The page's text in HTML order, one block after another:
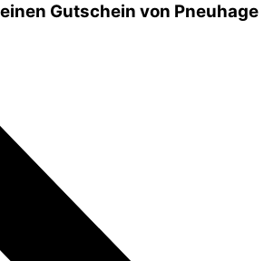
Gutschein von Pneuhage